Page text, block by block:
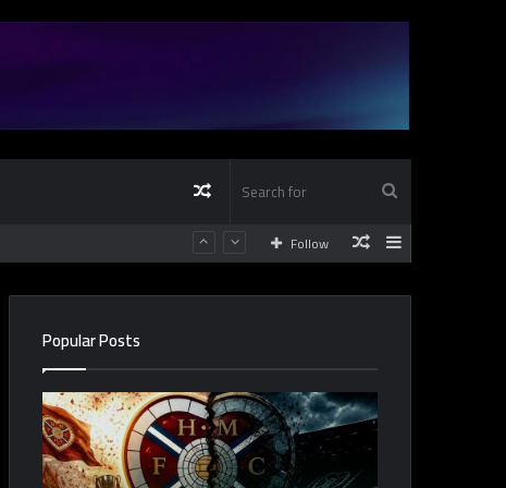
for
Random
Article
Random
Follow
Popular Posts